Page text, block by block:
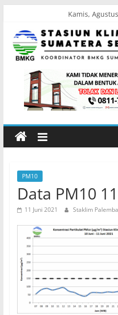
content
Kamis,
Stasiun
Sumatera
Koordinator
BMKG
Sumatera
Selatan
PM10
Data PM10
11 Juni 2021 Staklim